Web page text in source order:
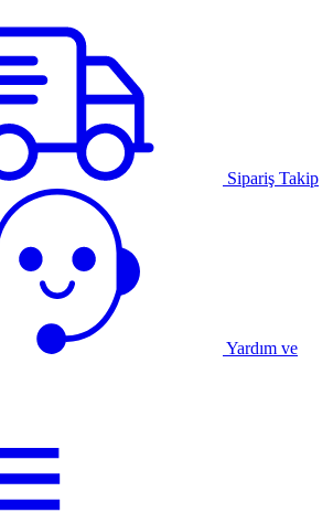
Sipariş Takip
Yardım ve